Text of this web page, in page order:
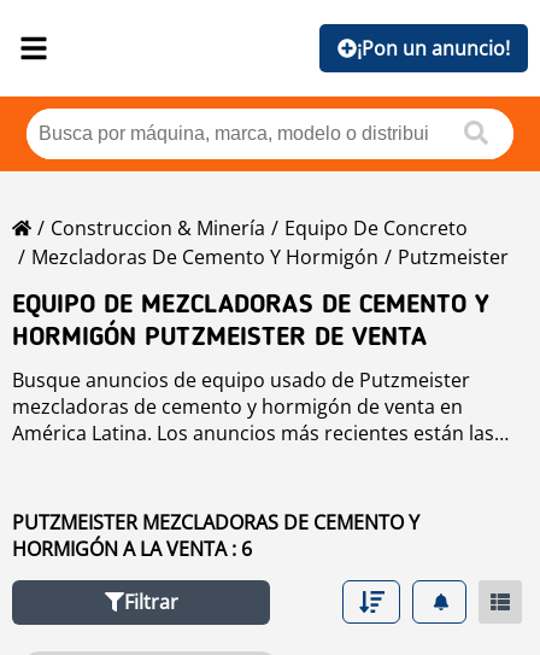
¡Pon un anuncio!
Construccion & Minería
Equipo De Concreto
Mezcladoras De Cemento Y Hormigón
Putzmeister
EQUIPO DE MEZCLADORAS DE CEMENTO Y
HORMIGÓN PUTZMEISTER DE VENTA
Busque anuncios de equipo usado de Putzmeister
mezcladoras de cemento y hormigón de venta en
América Latina. Los anuncios más recientes están las
clic en los botones de marca, año, precio, horas de uso,
país. Para buscar cualquier equipo usado de venta haga
PUTZMEISTER MEZCLADORAS DE CEMENTO Y
HORMIGÓN A LA VENTA : 6
Filtrar